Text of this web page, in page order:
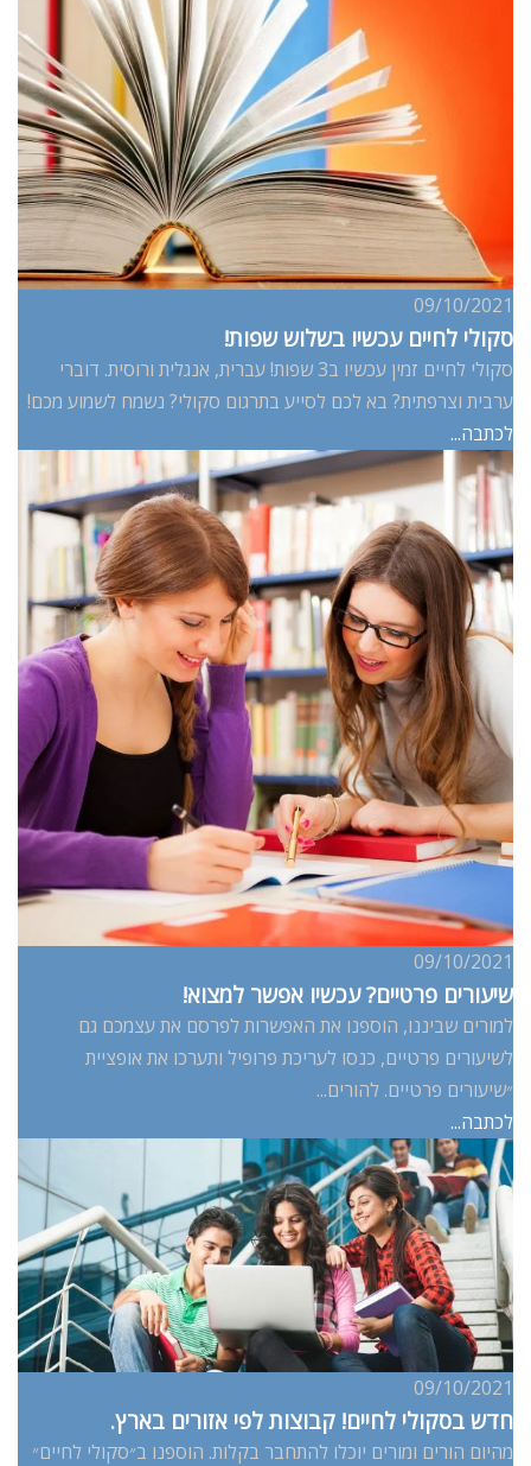
09/10/2021
סקולי לחיים עכשיו בשלוש שפות!
סקולי לחיים זמין עכשיו ב3 שפות! עברית, אנגלית ורוסית. דוברי
ערבית וצרפתית? בא לכם לסייע בתרגום סקולי? נשמח לשמוע מכם!
לכתבה...
09/10/2021
שיעורים פרטיים? עכשיו אפשר למצוא!
למורים שביננו, הוספנו את האפשרות לפרסם את עצמכם גם
לשיעורים פרטיים, כנסו לעריכת פרופיל ותערכו את אופציית
״שיעורים פרטיים. להורים...
לכתבה...
09/10/2021
חדש בסקולי לחיים! קבוצות לפי אזורים בארץ.
מהיום הורים ומורים יוכלו להתחבר בקלות. הוספנו ב״סקולי לחיים״